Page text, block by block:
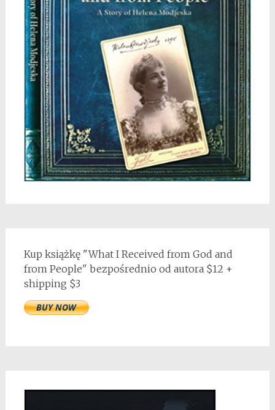
Kup książkę "What I Received from God and
from People" bezpośrednio od autora $12 +
shipping $3